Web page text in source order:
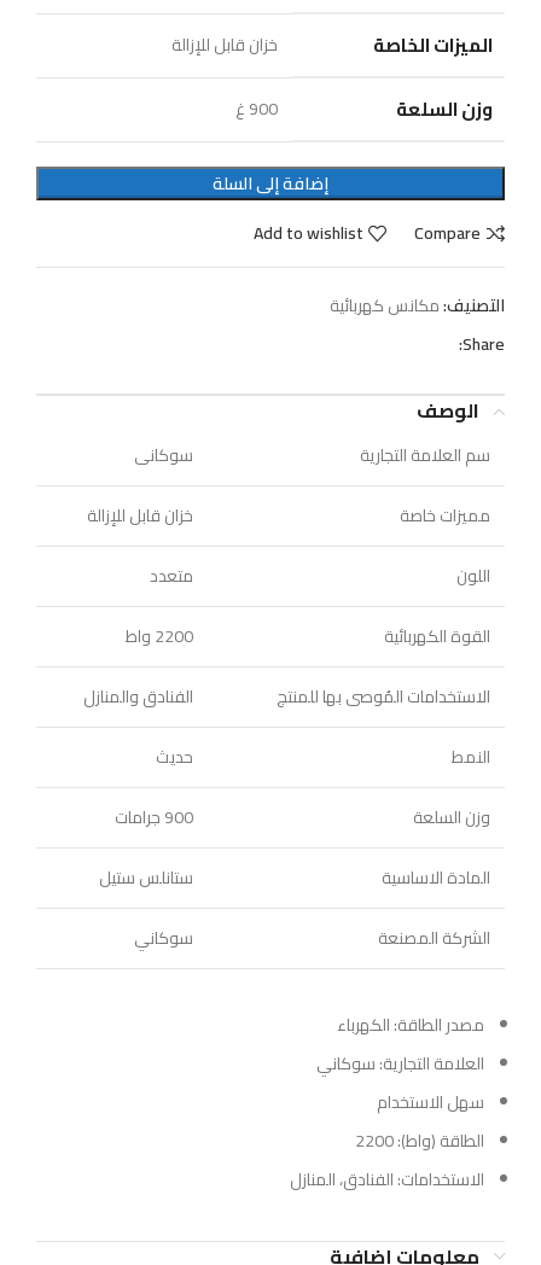
الميزات الخاصة
وزن السلعة ‎900 غ
إضافة إلى السلة
Compare
Add to wishlist
التصنيف:مكانس كهربائية
Share:
الوصف
سم العلامة التجارية
سوكانى
مميزات خاصة
خزان قابل للإزالة
اللون
متعدد
القوة الكهربائية
2200 واط
الاستخدامات المُوصى بها للمنتج
الفنادق والمنازل
النمط
حديث
وزن السلعة
900 جرامات
المادة الاساسية
ستانلس ستيل
الشركة المصنعة
سوكاني
مصدر الطاقة: الكهرباء
العلامة التجارية: سوكاني
سهل الاستخدام
الطاقة (واط): 2200
الاستخدامات: الفنادق، المنازل
معلومات إضافية